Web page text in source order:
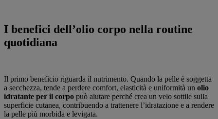
I benefici dell’olio corpo nella routine
quotidiana
Il primo beneficio riguarda il nutrimento. Quando la pelle è soggetta
a secchezza, tende a perdere comfort, elasticità e uniformità un olio
idratante per il corpo può aiutare perché crea un velo sottile sulla
superficie cutanea, contribuendo a trattenere l’idratazione e a rendere
la pelle più morbida e levigata.